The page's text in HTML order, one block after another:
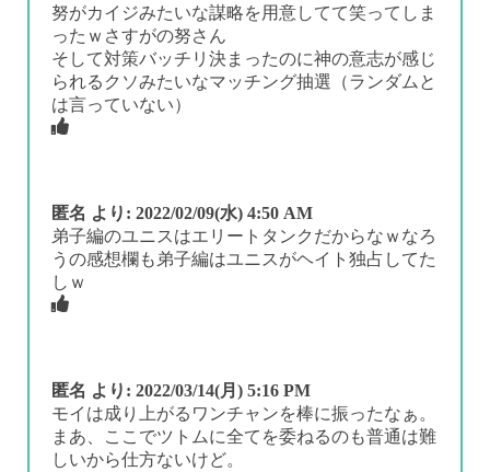
努がカイジみたいな謀略を用意してて笑ってしま
ったｗさすがの努さん
そして対策バッチリ決まったのに神の意志が感じ
られるクソみたいなマッチング抽選（ランダムと
は言っていない）
匿名 より: 2022/02/09(水) 4:50 AM
弟子編のユニスはエリートタンクだからなｗなろ
うの感想欄も弟子編はユニスがヘイト独占してた
しｗ
匿名 より: 2022/03/14(月) 5:16 PM
モイは成り上がるワンチャンを棒に振ったなぁ。
まあ、ここでツトムに全てを委ねるのも普通は難
しいから仕方ないけど。